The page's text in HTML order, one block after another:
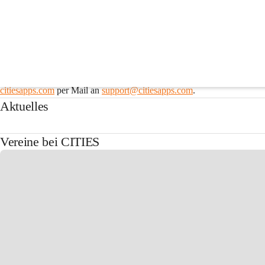
Gesellschaftsleben &
Vereine sind aus dem öffentlichen Leben nicht mehr wegzudenken.
citiesapps.com per Mail an support@citiesapps.com.
Aktuelles
Vereine bei CITIES